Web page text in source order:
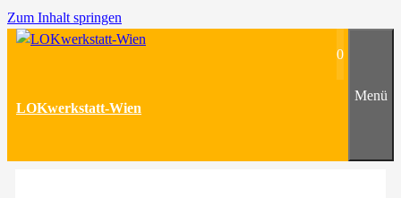
Zum Inhalt springen
LOKwerkstatt-Wien
0
Menü